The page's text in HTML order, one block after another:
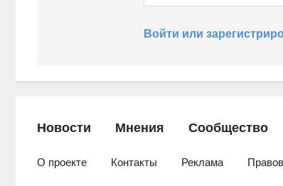
Войти или
Новости Мнения Сообщество
О проекте Контакты Реклама